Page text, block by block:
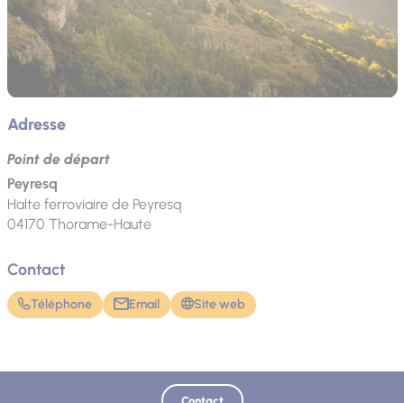
Adresse
Point de départ
Peyresq
Halte ferroviaire de Peyresq
04170 Thorame-Haute
Contact
Téléphone Email Site web
Contact